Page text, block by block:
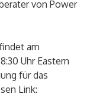
von Power
am
Uhr Eastern
für das
Link: